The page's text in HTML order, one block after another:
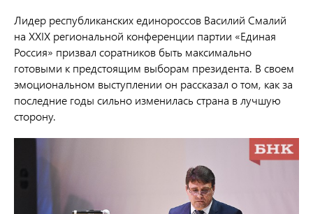
Лидер республиканских единороссов Василий Смалий
на XXIX региональной конференции партии «Единая
Россия» призвал соратников быть максимально
готовыми к предстоящим выборам президента. В своем
эмоциональном выступлении он рассказал о том, как за
последние годы сильно изменилась страна в лучшую
сторону.